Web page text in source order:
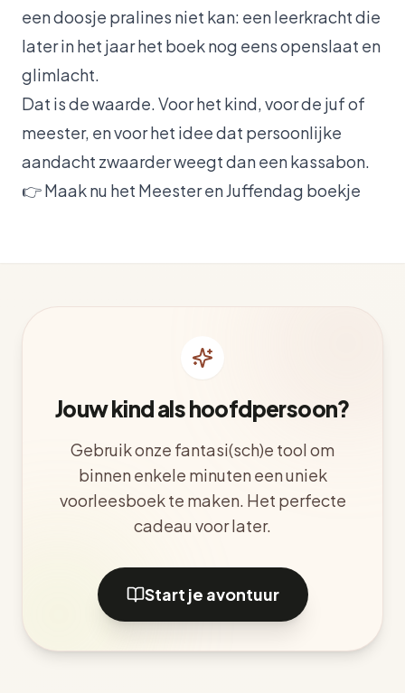
een doosje pralines niet kan: een leerkracht die
later in het jaar het boek nog eens openslaat en
glimlacht.
Dat is de waarde. Voor het kind, voor de juf of
meester, en voor het idee dat persoonlijke
aandacht zwaarder weegt dan een kassabon.
👉Maak nu het Meester en Juffendag boekje
Jouw kind als hoofdpersoon?
Gebruik onze fantasi(sch)e tool om
binnen enkele minuten een uniek
voorleesboek te maken. Het perfecte
cadeau voor later.
Start je avontuur